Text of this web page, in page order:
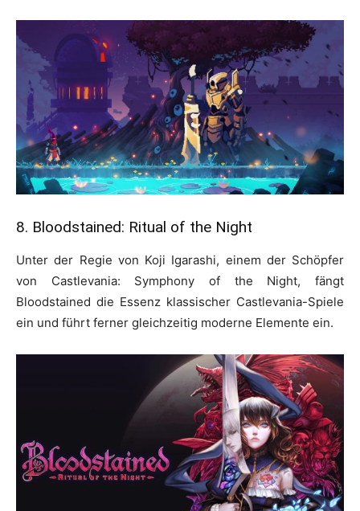
8. Bloodstained: Ritual of the Night
Unter der Regie von Koji Igarashi, einem der Schöpfer
von Castlevania: Symphony of the Night, fängt
Bloodstained die Essenz klassischer Castlevania-Spiele
ein und führt ferner gleichzeitig moderne Elemente ein.